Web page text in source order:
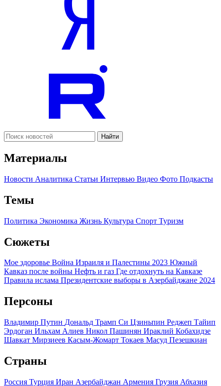
Найти
Материалы
Новости Аналитика Статьи Интервью Видео Фото Подкасты
Темы
Политика Экономика Жизнь Культура Спорт Туризм
Сюжеты
Мое здоровье Война Израиля и Палестины 2023 Южный
Кавказ после войны Нефть и газ Где отдохнуть на Кавказе
Правила ислама Президентские выборы в Азербайджане 2024
Персоны
Владимир Путин Дональд Трамп Си Цзиньпин Реджеп Тайип
Эрдоган Ильхам Алиев Никол Пашинян Ираклий Кобахидзе
Шавкат Мирзиеев Касым-Жомарт Токаев Масуд Пезешкиан
Страны
Россия Турция Иран Азербайджан Армения Грузия Абхазия